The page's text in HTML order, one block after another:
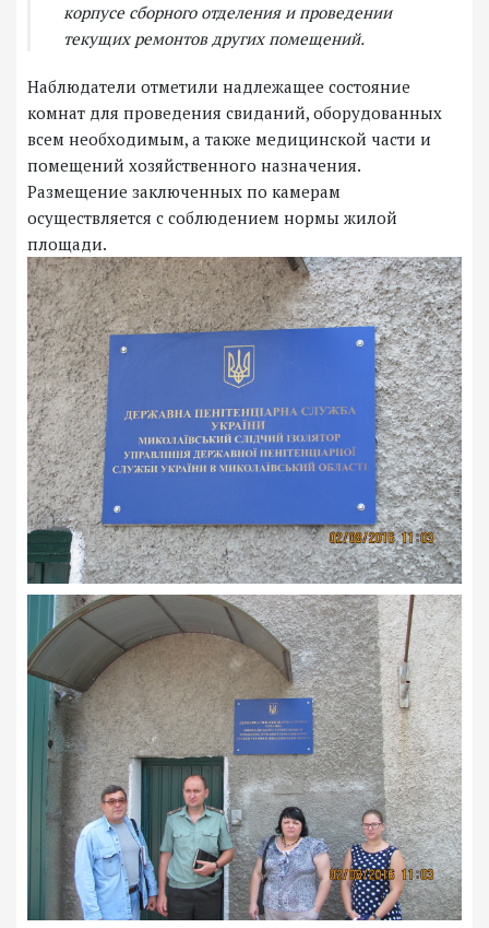
корпусе сборного отделения и проведении
текущих ремонтов других помещений.
Наблюдатели отметили надлежащее состояние
комнат для проведения свиданий, оборудованных
всем необходимым, а также медицинской части и
помещений хозяйственного назначения.
Размещение заключенных по камерам
осуществляется с соблюдением нормы жилой
площади.